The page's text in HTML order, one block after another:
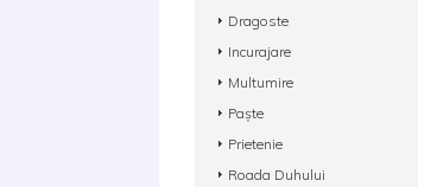
Dragoste
Incurajare
Multumire
Paște
Prietenie
Roada Duhului